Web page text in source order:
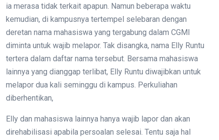
ia merasa tidak terkait apapun. Namun beberapa waktu
kemudian, di kampusnya tertempel selebaran dengan
deretan nama mahasiswa yang tergabung dalam CGMI
diminta untuk wajib melapor. Tak disangka, nama Elly Runtu
tertera dalam daftar nama tersebut. Bersama mahasiswa
lainnya yang dianggap terlibat, Elly Runtu diwajibkan untuk
melapor dua kali seminggu di kampus. Perkuliahan
diberhentikan,
Elly dan mahasiswa lainnya hanya wajib lapor dan akan
direhabilisasi apabila persoalan selesai. Tentu saja hal